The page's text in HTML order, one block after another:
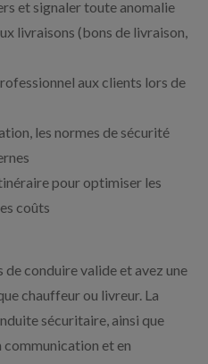
et signaler toute anomalie
livraisons (bons de livraison,
aux clients lors de
les normes de sécurité
pour optimiser les
coûts
de conduire valide et avez une
chauffeur ou livreur. La
sécuritaire, ainsi que
communication et en